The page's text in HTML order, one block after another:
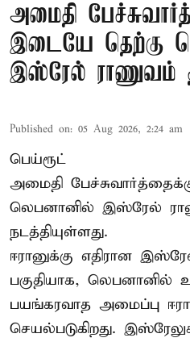
அமைதி
இடையே தெற்கு
இஸ்ரேல் ராணுவம்
Published on: 05 Aug 2026, 2:24 am
பெய்ரூட்
அமைதி
லெபனானில் இஸ்ரேல்
நடத்தியுள்ளது.
ஈரானுக்கு எதிரான
பகுதியாக,
பயங்கரவாத அமைப்பு
செயல்படுகிறது.